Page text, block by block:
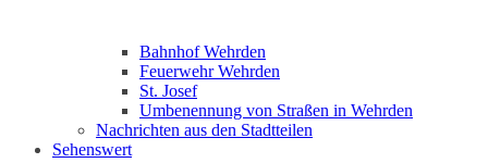
Bahnhof Wehrden
Feuerwehr Wehrden
St. Josef
Umbenennung von Straßen in Wehrden
Nachrichten aus den Stadtteilen
Sehenswert